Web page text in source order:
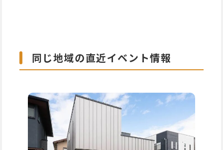
同じ地域の直近イベント情報